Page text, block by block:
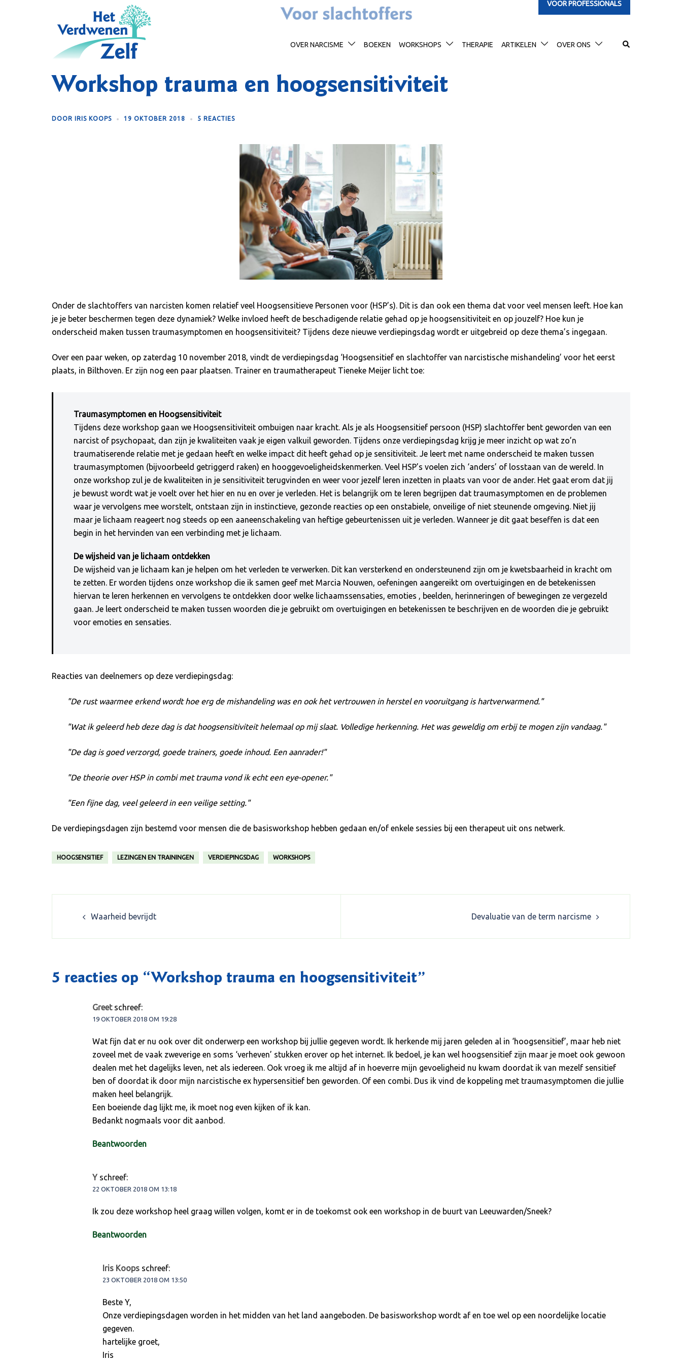
VOOR PROFESSIONALS
OVER NARCISME BOEKEN WORKSHOPS THERAPIE ARTIKELEN OVER ONS Search
Workshop trauma en hoogsensitiviteit
DOOR IRIS KOOPS 19 OKTOBER 2018 5 REACTIES
Onder de slachtoffers van narcisten komen relatief veel Hoogsensitieve Personen voor (HSP’s). Dit is dan ook een thema dat voor veel mensen leeft. Hoe kan
je je beter beschermen tegen deze dynamiek? Welke invloed heeft de beschadigende relatie gehad op je hoogsensitiviteit en op jouzelf? Hoe kun je
onderscheid maken tussen traumasymptomen en hoogsensitiviteit? Tijdens deze nieuwe verdiepingsdag wordt er uitgebreid op deze thema’s ingegaan.
Over een paar weken, op zaterdag 10 november 2018, vindt de verdiepingsdag ‘Hoogsensitief en slachtoffer van narcistische mishandeling’ voor het eerst
plaats, in Bilthoven. Er zijn nog een paar plaatsen. Trainer en traumatherapeut Tieneke Meijer licht toe:
Traumasymptomen en Hoogsensitiviteit
Tijdens deze workshop gaan we Hoogsensitiviteit ombuigen naar kracht. Als je als Hoogsensitief persoon (HSP) slachtoffer bent geworden van een
narcist of psychopaat, dan zijn je kwaliteiten vaak je eigen valkuil geworden. Tijdens onze verdiepingsdag krijg je meer inzicht op wat zo’n
traumatiserende relatie met je gedaan heeft en welke impact dit heeft gehad op je sensitiviteit. Je leert met name onderscheid te maken tussen
traumasymptomen (bijvoorbeeld getriggerd raken) en hooggevoeligheidskenmerken. Veel HSP’s voelen zich ‘anders’ of losstaan van de wereld. In
onze workshop zul je de kwaliteiten in je sensitiviteit terugvinden en weer voor jezelf leren inzetten in plaats van voor de ander. Het gaat erom dat jij
je bewust wordt wat je voelt over het hier en nu en over je verleden. Het is belangrijk om te leren begrijpen dat traumasymptomen en de problemen
waar je vervolgens mee worstelt, ontstaan zijn in instinctieve, gezonde reacties op een onstabiele, onveilige of niet steunende omgeving. Niet jij
maar je lichaam reageert nog steeds op een aaneenschakeling van heftige gebeurtenissen uit je verleden. Wanneer je dit gaat beseffen is dat een
begin in het hervinden van een verbinding met je lichaam.
De wijsheid van je lichaam ontdekken
De wijsheid van je lichaam kan je helpen om het verleden te verwerken. Dit kan versterkend en ondersteunend zijn om je kwetsbaarheid in kracht om
te zetten. Er worden tijdens onze workshop die ik samen geef met Marcia Nouwen, oefeningen aangereikt om overtuigingen en de betekenissen
hiervan te leren herkennen en vervolgens te ontdekken door welke lichaamssensaties, emoties , beelden, herinneringen of bewegingen ze vergezeld
gaan. Je leert onderscheid te maken tussen woorden die je gebruikt om overtuigingen en betekenissen te beschrijven en de woorden die je gebruikt
voor emoties en sensaties.
Reacties van deelnemers op deze verdiepingsdag:
De rust waarmee erkend wordt hoe erg de mishandeling was en ook het vertrouwen in herstel en vooruitgang is hartverwarmend.
Wat ik geleerd heb deze dag is dat hoogsensitiviteit helemaal op mij slaat. Volledige herkenning. Het was geweldig om erbij te mogen zijn vandaag.
De dag is goed verzorgd, goede trainers, goede inhoud. Een aanrader!
De theorie over HSP in combi met trauma vond ik echt een eye-opener.
Een fijne dag, veel geleerd in een veilige setting.
De verdiepingsdagen zijn bestemd voor mensen die de basisworkshop hebben gedaan en/of enkele sessies bij een therapeut uit ons netwerk.
HOOGSENSITIEF LEZINGEN EN TRAININGEN VERDIEPINGSDAG WORKSHOPS
Waarheid bevrijdt Devaluatie van de term narcisme
5 reacties op “Workshop trauma en hoogsensitiviteit”
Greet schreef:
19 OKTOBER 2018 OM 19:28
Wat fijn dat er nu ook over dit onderwerp een workshop bij jullie gegeven wordt. Ik herkende mij jaren geleden al in ‘hoogsensitief’, maar heb niet
zoveel met de vaak zweverige en soms ‘verheven’ stukken erover op het internet. Ik bedoel, je kan wel hoogsensitief zijn maar je moet ook gewoon
dealen met het dagelijks leven, net als iedereen. Ook vroeg ik me altijd af in hoeverre mijn gevoeligheid nu kwam doordat ik van mezelf sensitief
ben of doordat ik door mijn narcistische ex hypersensitief ben geworden. Of een combi. Dus ik vind de koppeling met traumasymptomen die jullie
maken heel belangrijk.
Een boeiende dag lijkt me, ik moet nog even kijken of ik kan.
Bedankt nogmaals voor dit aanbod.
Beantwoorden
Y schreef:
22 OKTOBER 2018 OM 13:18
Ik zou deze workshop heel graag willen volgen, komt er in de toekomst ook een workshop in de buurt van Leeuwarden/Sneek?
Beantwoorden
Iris Koops schreef:
23 OKTOBER 2018 OM 13:50
Beste Y,
Onze verdiepingsdagen worden in het midden van het land aangeboden. De basisworkshop wordt af en toe wel op een noordelijke locatie
gegeven.
hartelijke groet,
Iris